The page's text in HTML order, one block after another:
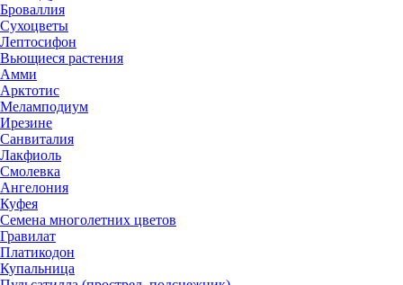
Броваллия
Сухоцветы
Лептосифон
Вьющиеся растения
Амми
Арктотис
Меламподиум
Ирезине
Санвиталия
Лакфиоль
Смолевка
Ангелония
Куфея
Семена многолетних цветов
Гравилат
Платикодон
Купальница